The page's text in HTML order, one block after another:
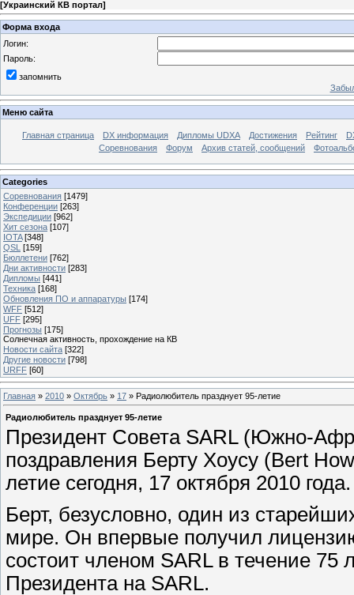
[Украинский КВ портал]
Форма входа
Логин:
Пароль:
запомнить
Меню сайта
Главная страница DX информация Дипломы UDXA Достижения Рейтинг
Соревнования
Форум Архив статей, сообщений
Categories
Соревнования [1479]
Конференции [263]
Экспедиции [962]
Хит сезона [107]
IOTA [348]
QSL [159]
Бюллетени [762]
Дни активности [283]
Дипломы [441]
Техника [168]
Обновления ПО и аппаратуры [174]
WFF [512]
UFF [295]
Прогнозы [175]
Солнечная активность, прохождение на КВ
Новости сайта [322]
Другие новости [798]
URFF [60]
Главная » 2010 » Октябрь » 17 » Радиолюбитель празднует 95-летие
Радиолюбитель празднует 95-летие
Президент Совета SARL (Южно-
поздравления Берту Хоусу (Bert
летие сегодня, 17 октября 2010 года.
Берт, безусловно, один из
мире. Он впервые получил
состоит членом SARL в течение 75
Президента на SARL.